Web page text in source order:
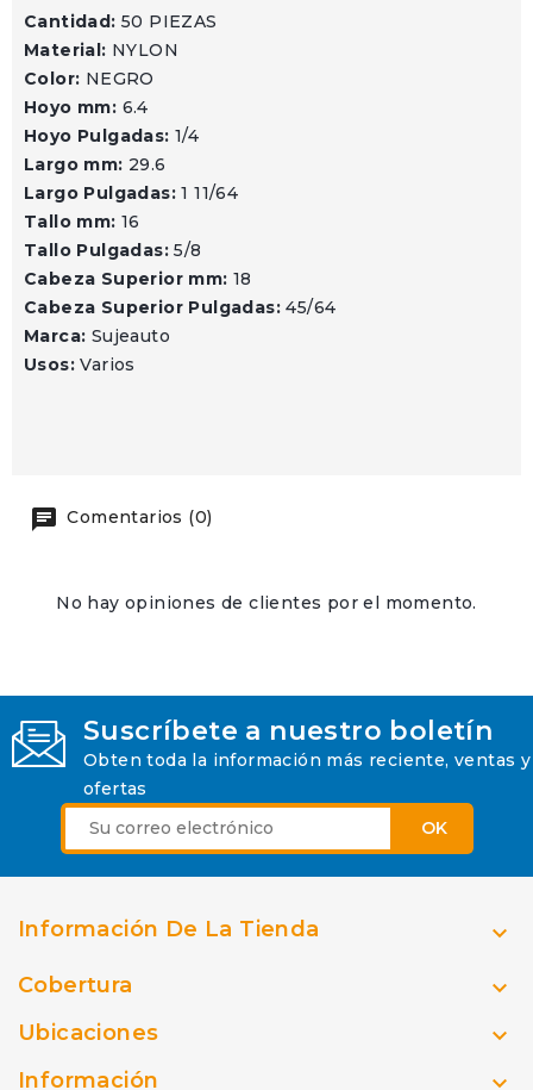
Cantidad: 50 PIEZAS
Material: NYLON
Color: NEGRO
Hoyo mm: 6.4
Hoyo Pulgadas: 1/4
Largo mm: 29.6
Largo Pulgadas:1 11/64
Tallo mm: 16
Tallo Pulgadas:5/8
Cabeza Superior mm: 18
Cabeza Superior Pulgadas:45/64
Marca: Sujeauto
Usos: Varios
Comentarios (0)
No hay opiniones de clientes por el momento.
Suscríbete a nuestro boletín
Obten toda la información más reciente, ventas y
ofertas
Información De La Tienda 
Cobertura 
Ubicaciones 
Información 